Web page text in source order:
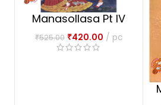
Manasollasa Pt IV
th
₹525.00 ₹420.00 pc